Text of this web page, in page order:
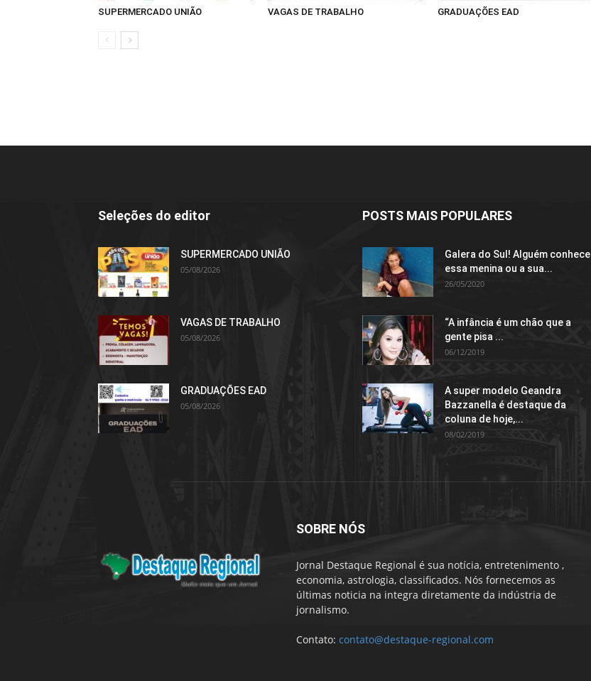
SUPERMERCADO UNIÃO VAGAS DE TRABALHO GRADUAÇÕES EAD
Seleções do editor
SUPERMERCADO UNIÃO
05/08/2026
VAGAS DE TRABALHO
05/08/2026
GRADUAÇÕES EAD
05/08/2026
POSTS MAIS POPULARES
Galera do Sul! Alguém conhece
essa menina ou a sua...
26/05/2020
“A infância é um chão que a
gente pisa ...
06/12/2019
A super modelo Geandra
Bazzanella é destaque da
coluna de hoje,...
08/02/2019
SOBRE NÓS
Jornal Destaque Regional é sua notícia, entretenimento ,
economia, astrologia, classificados. Nós fornecemos as
últimas noticia na integra diretamente da indústria de
jornalismo.
Contato: contato@destaque-regional.com